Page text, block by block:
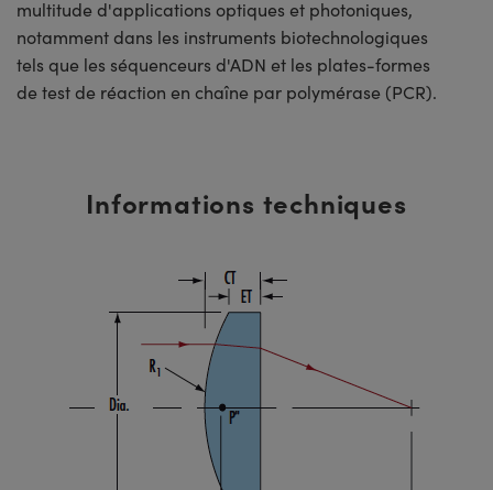
multitude d'applications optiques et photoniques,
notamment dans les instruments biotechnologiques
tels que les séquenceurs d'ADN et les plates-formes
de test de réaction en chaîne par polymérase (PCR).
Informations techniques